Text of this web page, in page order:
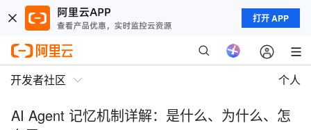
打开 APP
开发者社区 个人
AI Agent 记忆机制详解：是什么、为什么、怎